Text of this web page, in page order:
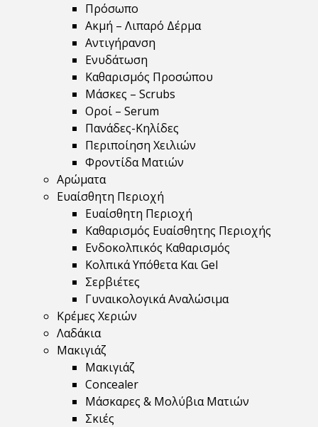
Πρόσωπο
Ακμή – Λιπαρό Δέρμα
Αντιγήρανση
Ενυδάτωση
Καθαρισμός Προσώπου
Μάσκες – Scrubs
Οροί – Serum
Πανάδες-Κηλίδες
Περιποίηση Χειλιών
Φροντίδα Ματιών
Αρώματα
Ευαίσθητη Περιοχή
Ευαίσθητη Περιοχή
Καθαρισμός Ευαίσθητης Περιοχής
Ενδοκολπικός Καθαρισμός
Κολπικά Υπόθετα Και Gel
Σερβιέτες
Γυναικολογικά Αναλώσιμα
Κρέμες Χεριών
Λαδάκια
Μακιγιάζ
Μακιγιάζ
Concealer
Μάσκαρες & Μολύβια Ματιών
Σκιές